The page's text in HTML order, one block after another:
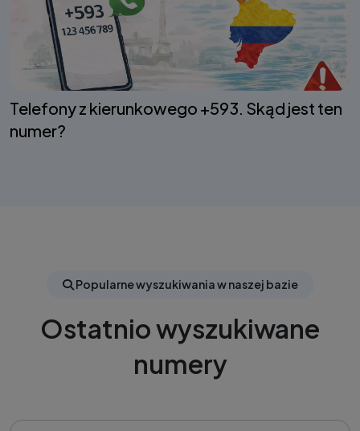
Telefony z kierunkowego +593. Skąd jest ten
numer?
Popularne wyszukiwania w naszej bazie
Ostatnio wyszukiwane
numery